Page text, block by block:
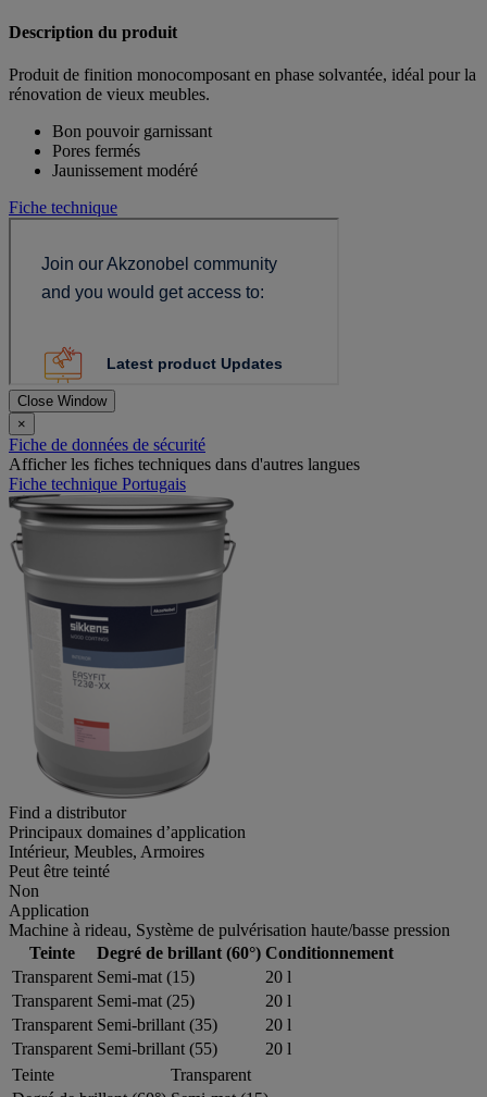
Description du produit
Produit de finition monocomposant en phase solvantée, idéal pour la
rénovation de vieux meubles.
Bon pouvoir garnissant
Pores fermés
Jaunissement modéré
Fiche technique
Close Window
×
Fiche de données de sécurité
Afficher les fiches techniques dans d'autres langues
Fiche technique Portugais
Find a distributor
Principaux domaines d’application
Intérieur, Meubles, Armoires
Peut être teinté
Non
Application
Machine à rideau, Système de pulvérisation haute/basse pression
Teinte
Degré de brillant (60°) Conditionnement
Transparent Semi-mat (15)
20 l
Transparent Semi-mat (25)
20 l
Transparent Semi-brillant (35)
20 l
Transparent Semi-brillant (55)
20 l
Teinte
Transparent